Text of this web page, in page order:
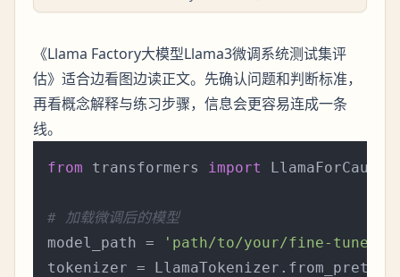
《Llama Factory大模型Llama3微调系统测试集评
估》适合边看图边读正文。先确认问题和判断标准，
再看概念解释与练习步骤，信息会更容易连成一条
线。
from transformers import
# 加载微调后的模型
model_path =
'path/to/your/fine-tuned/
tokenizer =